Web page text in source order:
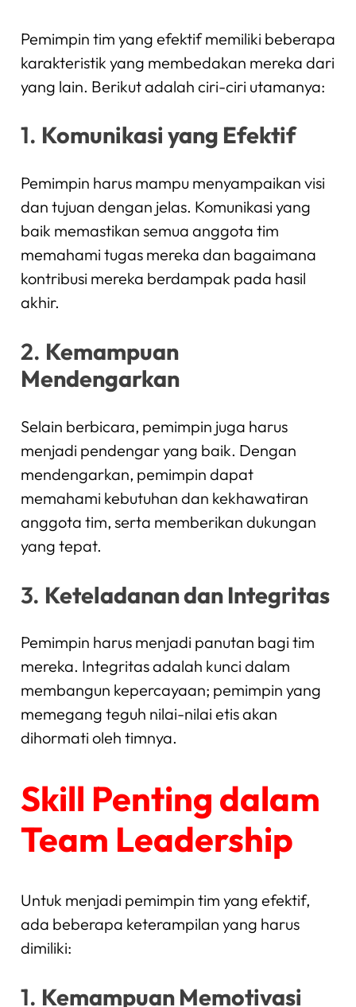
Pemimpin tim yang efektif memiliki beberapa
karakteristik yang membedakan mereka dari
yang lain. Berikut adalah ciri-ciri utamanya:
1. Komunikasi yang Efektif
Pemimpin harus mampu menyampaikan visi
dan tujuan dengan jelas. Komunikasi yang
baik memastikan semua anggota tim
memahami tugas mereka dan bagaimana
kontribusi mereka berdampak pada hasil
akhir.
2. Kemampuan
Mendengarkan
Selain berbicara, pemimpin juga harus
menjadi pendengar yang baik. Dengan
mendengarkan, pemimpin dapat
memahami kebutuhan dan kekhawatiran
anggota tim, serta memberikan dukungan
yang tepat.
3. Keteladanan dan Integritas
Pemimpin harus menjadi panutan bagi tim
mereka. Integritas adalah kunci dalam
membangun kepercayaan; pemimpin yang
memegang teguh nilai-nilai etis akan
dihormati oleh timnya.
Skill Penting dalam
Team Leadership
Untuk menjadi pemimpin tim yang efektif,
ada beberapa keterampilan yang harus
dimiliki:
1. Kemampuan Memotivasi